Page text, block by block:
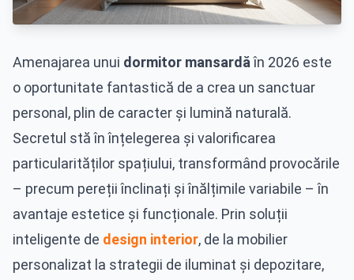
Amenajarea unui dormitor mansardăîn 2026 este
o oportunitate fantastică de a crea un sanctuar
personal, plin de caracter și lumină naturală.
Secretul stă în înțelegerea și valorificarea
particularităților spațiului, transformând provocările
– precum pereții înclinați și înălțimile variabile – în
avantaje estetice și funcționale. Prin soluții
inteligente de design interior, de la mobilier
personalizat la strategii de iluminat și depozitare,